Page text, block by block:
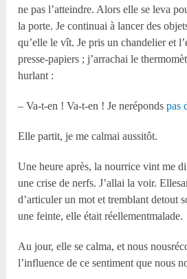
ne pas l’atteindre. Alors elle se leva
la porte. Je continuai à lancer des
qu’elle le vît. Je pris un chandelier et
presse-papiers ; j’arrachai le
hurlant :
– Va-t-en ! Va-t-en ! Je nerépondspas
Elle partit, je me calmai aussitôt.
Une heure après, la nourrice vint me
une crise de nerfs. J’allai la voir.
d’articuler un mot et tremblant detout
une feinte, elle était réellementmalade.
Au jour, elle se calma, et nous
l’influence de ce sentiment que nous